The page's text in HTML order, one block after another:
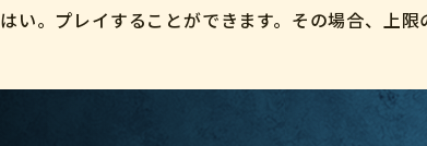
はい。プレイすることができます。その場合、上